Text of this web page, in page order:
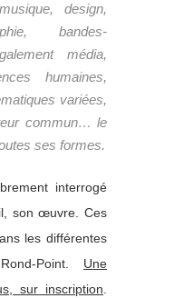
design,
bandes-
média,
humaines,
variées,
commun… le
ses formes.
interrogé
son œuvre. Ces
les différentes
Point. Une
sur inscription